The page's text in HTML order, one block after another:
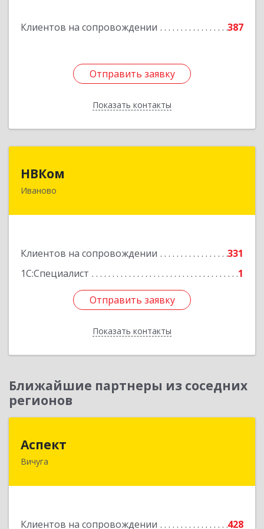
Клиентов на сопровождении 387
Отправить заявку
Показать контакты
Отправить заявку
Назад
НВКом
Иваново
Клиентов на сопровождении
331
1С:Специалист
1
Отправить заявку
Показать контакты
153000, Ивановская обл, Иваново г, Аптечный
Отправить заявку
Назад
Ближайшие партнеры из соседних
регионов
Аспект
Вичуга
Клиентов на сопровождении 428
155331, Ивановская обл, Вичугский р-н, Вичуга